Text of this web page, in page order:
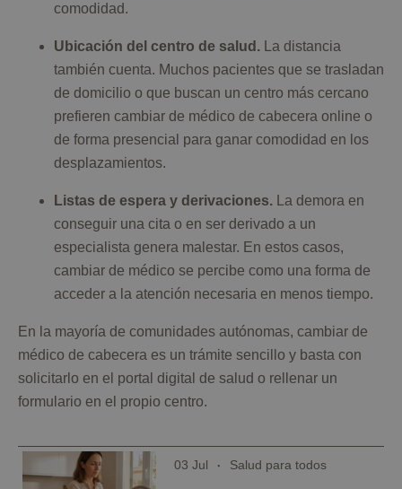
comodidad.
Ubicación del centro de salud. La distancia
también cuenta. Muchos pacientes que se trasladan
de domicilio o que buscan un centro más cercano
prefieren cambiar de médico de cabecera online o
de forma presencial para ganar comodidad en los
desplazamientos.
Listas de espera y derivaciones.
La demora en
conseguir una cita o en ser derivado a un
especialista genera malestar. En estos casos,
cambiar de médico se percibe como una forma de
acceder a la atención necesaria en menos tiempo.
En la mayoría de comunidades autónomas, cambiar de
médico de cabecera es un trámite sencillo y basta con
solicitarlo en el portal digital de salud o rellenar un
formulario en el propio centro.
03 Jul Salud para todos